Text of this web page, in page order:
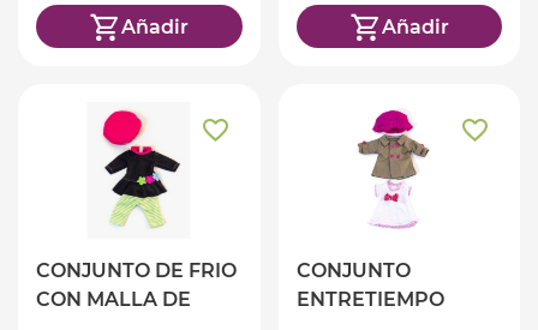
Añadir Añadir
CONJUNTO DE FRIO
CON MALLA DE
CONJUNTO
ENTRETIEMPO